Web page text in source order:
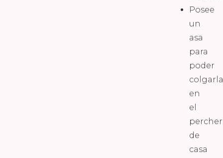
Posee
un
asa
para
poder
colgarla
en
el
de
casa